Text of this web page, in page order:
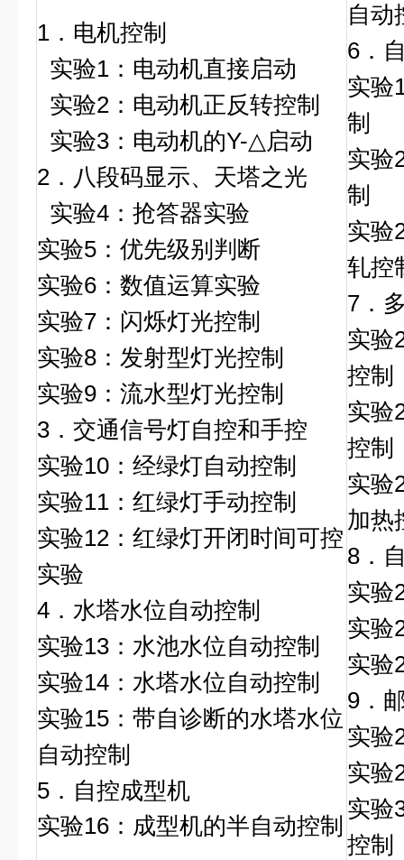
1．电机控制
实验1：电动机直接启动
实验2：电动机正反转控制
实验3：电动机的Y-△启动
2．八段码显示、天塔之光
实验4：抢答器实验
实验5：优先级别判断
实验6：数值运算实验
实验7：闪烁灯光控制
实验8：发射型灯光控制
实验9：流水型灯光控制
3．交通信号灯自控和手控
实验10：经绿灯自动控制
实验11：红绿灯手动控制
实验12：红绿灯开闭时间可控
实验
4．水塔水位自动控制
实验13：水池水位自动控制
实验14：水塔水位自动控制
实验15：带自诊断的水塔水位
自动控制
5．自控成型机
实验16：成型机的半自动控制
自动
6．
实验
制
实验
制
实验
轧控
7．
实验
控制
实验
控制
实验
加热
8．
实验
实验
实验
9．
实验
实验
实验
控制